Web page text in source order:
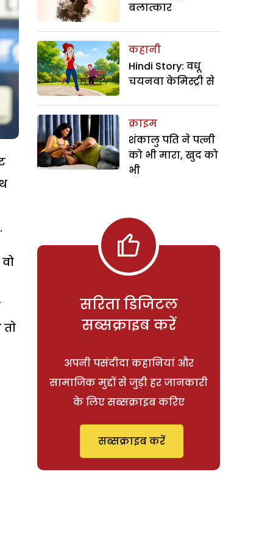
बलात्कार
कहानी
Hindi Story: वधू
चयनवा केमिस्ट्री से
क्राइम
शंकालु पति ने पत्नी
को भी मारा, खुद को
भी
सरिता डिजिटल
सब्सक्राइब करें
अपनी पसंदीदा कहानियां और
सामाजिक मुद्दों से जुड़ी हर जानकारी
के लिए सब्सक्राइब करिए
सब्सक्राइब करें